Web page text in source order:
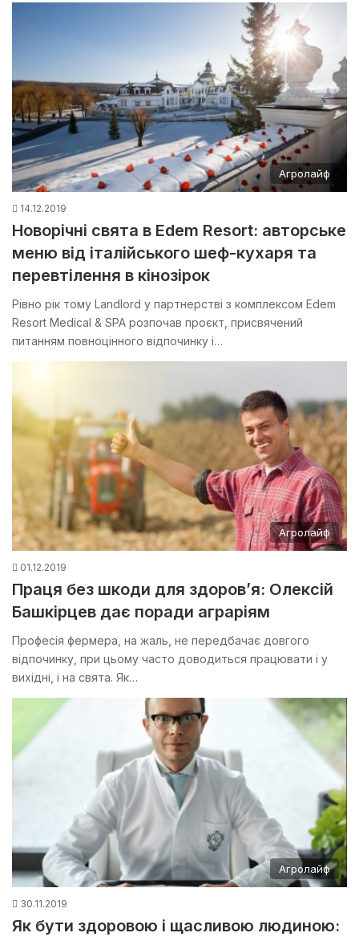
Агролайф
14.12.2019
Новорічні свята в Edem Resort: авторське
меню від італійського шеф-кухаря та
перевтілення в кінозірок
Рівно рік тому Landlord у партнерстві з комплексом Edem
Resort Medical & SPA розпочав проєкт, присвячений
питанням повноцінного відпочинку і…
Агролайф
01.12.2019
Праця без шкоди для здоров’я: Олексій
Башкірцев дає поради аграріям
Професія фермера, на жаль, не передбачає довгого
відпочинку, при цьому часто доводиться працювати і у
вихідні, і на свята. Як…
Агролайф
30.11.2019
Як бути здоровою і щасливою людиною: